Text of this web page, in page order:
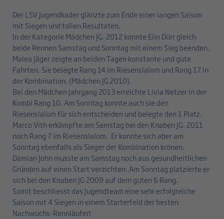
Der LSV Jugendkader glänzte zum Ende einer langen Saison
mit Siegen und tollen Resultaten.
In der Kategorie Mädchen JG. 2012 konnte Elin Dürr gleich
beide Rennen Samstag und Sonntag mit einem Sieg beenden.
Malea Jäger zeigte an beiden Tagen konstante und gute
Fahrten. Sie belegte Rang 14 im Riesenslalom und Rang 17 in
der Kombination. (Mädchen JG 2010).
Bei den Mädchen Jahrgang 2013 erreichte Livia Netzer in der
Kombi Rang 10. Am Sonntag konnte auch sie den
Riesenslalom für sich entscheiden und belegte den 1 Platz.
Marco Vith erkämpfte am Samstag bei den Knaben JG. 2011
noch Rang 7 im Riesenslalom. Er konnte sich aber am
Sonntag ebenfalls als Sieger der Kombination krönen.
Damian John musste am Samstag noch aus gesundheitlichen
Gründen auf einen Start verzichten. Am Sonntag platzierte er
sich bei den Knaben JG 2009 auf dem guten 6 Rang.
Somit beschliesst das Jugendteam eine sehr erfolgreiche
Saison mit 4 Siegen in einem Starterfeld der besten
Nachwuchs-Rennläufer!